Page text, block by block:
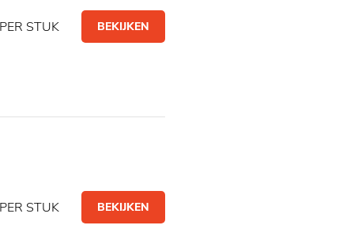
PER STUK BEKIJKEN
PER STUK BEKIJKEN